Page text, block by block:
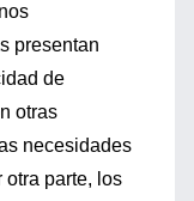
presentan
de
otras
necesidades
otra parte, los